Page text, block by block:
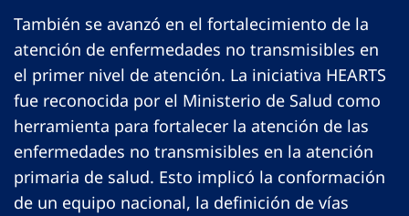
También se avanzó en el fortalecimiento de la
atención de enfermedades no transmisibles en
el primer nivel de atención. La iniciativa HEARTS
fue reconocida por el Ministerio de Salud como
herramienta para fortalecer la atención de las
enfermedades no transmisibles en la atención
primaria de salud. Esto implicó la conformación
de un equipo nacional, la definición de vías